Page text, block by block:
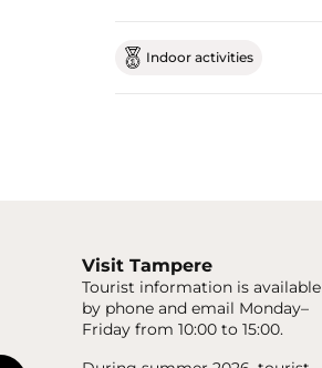
Indoor activities
Visit Tampere
Tourist information is available
by phone and email Monday–
Friday from 10:00 to 15:00.